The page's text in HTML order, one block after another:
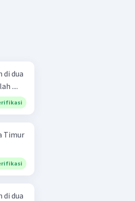
dua
....
Timur
dua